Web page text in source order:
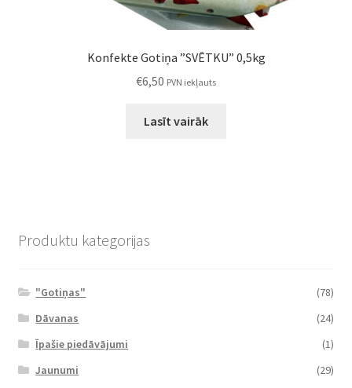
Konfekte Gotiņa ”SVĒTKU” 0,5kg
€6,50 PVN iekļauts
Lasīt vairāk
Produktu kategorijas
"Gotiņas"
(78)
Dāvanas
(24)
Īpašie piedāvājumi
(1)
Jaunumi
(29)